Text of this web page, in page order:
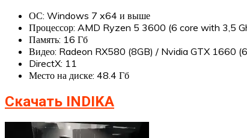
ОС: Windows 7 x64 и выше
Процессор: AMD Ryzen 5 3600 (6 core with 3,5
Память: 16 Гб
Видео: Radeon RX580 (8GB) / Nvidia GTX 1660
DirectX: 11
Место на диске: 48.4 Гб
Скачать INDIKA